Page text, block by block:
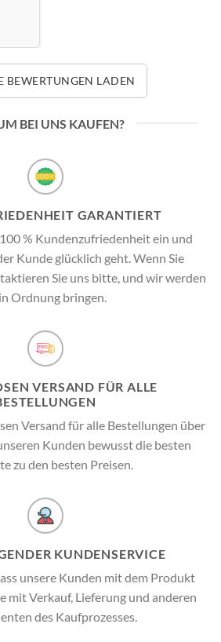
BEWERTUNGEN LADEN
BEI UNS KAUFEN?
GARANTIERT
% Kundenzufriedenheit ein und
Kunde glücklich geht. Wenn Sie
Sie uns bitte, und wir werden
Ordnung bringen.
VERSAND FÜR ALLE
Versand für alle Bestellungen über
Kunden bewusst die besten
zu den besten Preisen.
KUNDENSERVICE
unsere Kunden mit dem Produkt
mit Verkauf, Lieferung und anderen
des Kaufprozesses.